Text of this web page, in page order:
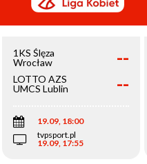
1KS Ślęza
Wrocław
--
LOTTO AZS
UMCS Lublin
--
19.09, 18:00
tvpsport.pl
19.09, 17:55